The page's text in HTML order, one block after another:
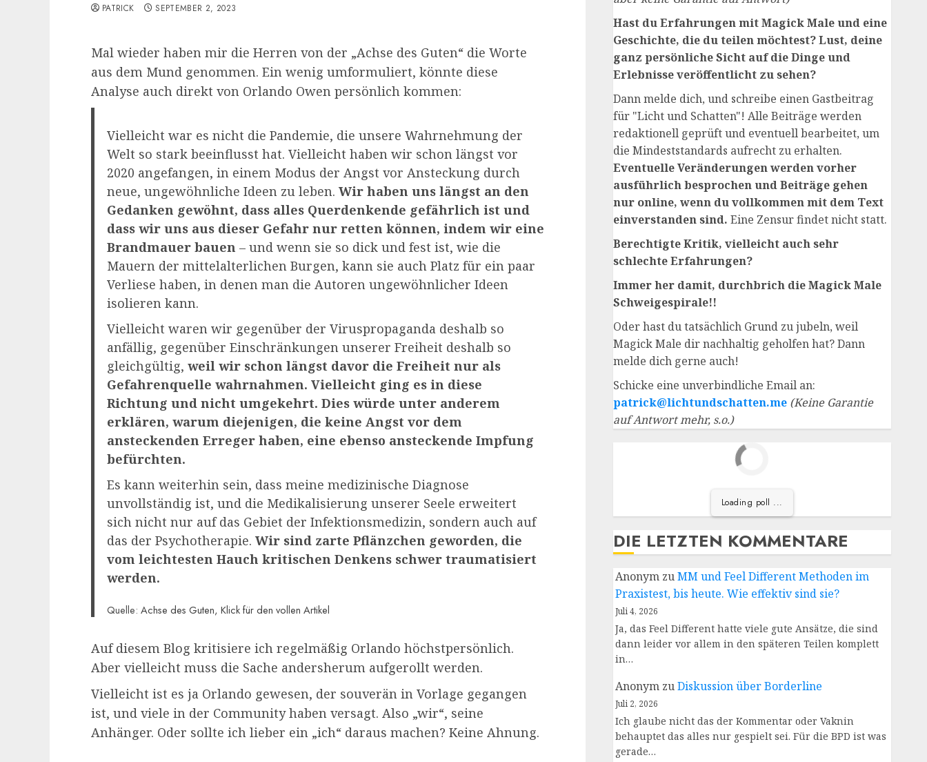
PATRICK SEPTEMBER 2, 2023
Mal wieder haben mir die Herren von der „Achse des Guten“ die Worte
aus dem Mund genommen. Ein wenig umformuliert, könnte diese
Analyse auch direkt von Orlando Owen persönlich kommen:
Vielleicht war es nicht die Pandemie, die unsere Wahrnehmung der
Welt so stark beeinflusst hat. Vielleicht haben wir schon längst vor
2020 angefangen, in einem Modus der Angst vor Ansteckung durch
neue, ungewöhnliche Ideen zu leben. Wir haben uns längst an den
Gedanken gewöhnt, dass alles Querdenkende gefährlich ist und
dass wir uns aus dieser Gefahr nur retten können, indem wir eine
Brandmauer bauen – und wenn sie so dick und fest ist, wie die
Mauern der mittelalterlichen Burgen, kann sie auch Platz für ein paar
Verliese haben, in denen man die Autoren ungewöhnlicher Ideen
isolieren kann.
Vielleicht waren wir gegenüber der Viruspropaganda deshalb so
anfällig, gegenüber Einschränkungen unserer Freiheit deshalb so
gleichgültig, weil wir schon längst davor die Freiheit nur als
Gefahrenquelle wahrnahmen. Vielleicht ging es in diese
Richtung und nicht umgekehrt. Dies würde unter anderem
erklären, warum diejenigen, die keine Angst vor dem
ansteckenden Erreger haben, eine ebenso ansteckende Impfung
befürchten.
Es kann weiterhin sein, dass meine medizinische Diagnose
unvollständig ist, und die Medikalisierung unserer Seele erweitert
sich nicht nur auf das Gebiet der Infektionsmedizin, sondern auch auf
das der Psychotherapie. Wir sind zarte Pflänzchen geworden, die
vom leichtesten Hauch kritischen Denkens schwer traumatisiert
werden.
Quelle: Achse des Guten, Klick für den vollen Artikel
Auf diesem Blog kritisiere ich regelmäßig Orlando höchstpersönlich.
Aber vielleicht muss die Sache andersherum aufgerollt werden.
Vielleicht ist es ja Orlando gewesen, der souverän in Vorlage gegangen
ist, und viele in der Community haben versagt. Also „wir“, seine
Anhänger. Oder sollte ich lieber ein „ich“ daraus machen? Keine Ahnung.
Hast du Erfahrungen mit Magick Male und eine
Geschichte, die du teilen möchtest? Lust, deine
ganz persönliche Sicht auf die Dinge und
Erlebnisse veröffentlicht zu sehen?
Dann melde dich, und schreibe einen Gastbeitrag
für "Licht und Schatten"! Alle Beiträge werden
redaktionell geprüft und eventuell bearbeitet, um
die Mindeststandards aufrecht zu erhalten.
Eventuelle Veränderungen werden vorher
ausführlich besprochen und Beiträge gehen
nur online, wenn du vollkommen mit dem Text
einverstanden sind. Eine Zensur findet nicht statt.
Berechtigte Kritik, vielleicht auch sehr
schlechte Erfahrungen?
Immer her damit, durchbrich die Magick Male
Schweigespirale!!
Oder hast du tatsächlich Grund zu jubeln, weil
Magick Male dir nachhaltig geholfen hat? Dann
melde dich gerne auch!
Schicke eine unverbindliche Email an:
patrick@lichtundschatten.me (Keine Garantie
auf Antwort mehr, s.o.)
Loading poll ...
DIE LETZTEN KOMMENTARE
AnonymzuMM und Feel Different Methoden im
Praxistest, bis heute. Wie effektiv sind sie?
Juli 4, 2026
Ja, das Feel Different hatte viele gute Ansätze, die sind
dann leider vor allem in den späteren Teilen komplett
in…
AnonymzuDiskussion über Borderline
Juli 2, 2026
Ich glaube nicht das der Kommentar oder Vaknin
behauptet das alles nur gespielt sei. Für die BPD ist was
gerade…